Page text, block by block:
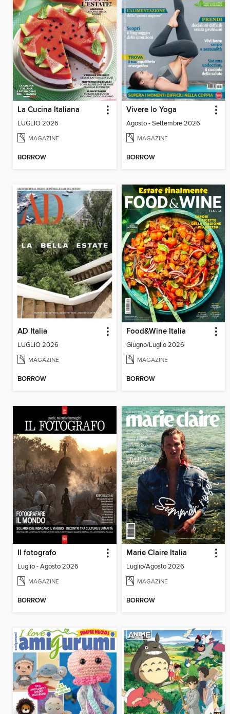
La Cucina Italiana
LUGLIO 2026
MAGAZINE
BORROW
Vivere lo Yoga
Agosto - Settembre 2026
MAGAZINE
BORROW
AD Italia
LUGLIO 2026
MAGAZINE
BORROW
Food&Wine Italia
Giugno/Luglio 2026
MAGAZINE
BORROW
Il fotografo
Luglio - Agosto 2026
MAGAZINE
BORROW
Marie Claire Italia
Luglio/Agosto 2026
MAGAZINE
BORROW